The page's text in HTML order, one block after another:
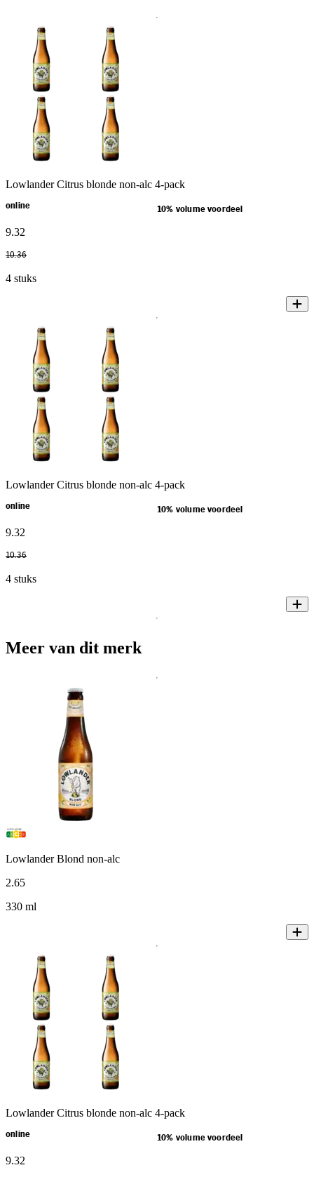
Lowlander Citrus blonde non-alc 4-pack
online 10% volume voordeel
9.32
10.36
4 stuks
Lowlander Citrus blonde non-alc 4-pack
online 10% volume voordeel
9.32
10.36
4 stuks
Meer van dit merk
Lowlander Blond non-alc
2.65
330 ml
Lowlander Citrus blonde non-alc 4-pack
online 10% volume voordeel
9.32